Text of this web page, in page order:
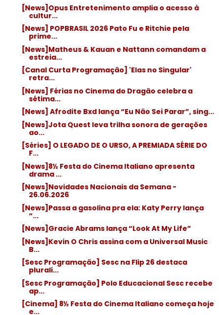
[News]Opus Entretenimento amplia o acesso à
cultur...
[News] POPBRASIL 2026 Pato Fu e Ritchie pela
prime...
[News]Matheus & Kauan e Nattann comandam a
estreia...
[Canal Curta Programação] 'Elas no Singular'
retra...
[News] Férias no Cinema do Dragão celebra a
sétima...
[News] Afrodite Bxd lança “Eu Não Sei Parar”, sing...
[News]Jota Quest leva trilha sonora de gerações
ao...
[Séries] O LEGADO DE O URSO, A PREMIADA SÉRIE DO
F...
[News]8½ Festa do Cinema Italiano apresenta
drama ...
[News]Novidades Nacionais da Semana -
26.06.2026
[News]Passa a gasolina pra ela: Katy Perry lança
“...
[News]Gracie Abrams lança “Look At My Life”
[News]Kevin O Chris assina com a Universal Music
B...
[Sesc Programação] Sesc na Flip 26 destaca
plurali...
[Sesc Programação] Polo Educacional Sesc recebe
ap...
[Cinema] 8½ Festa do Cinema Italiano começa hoje
e...